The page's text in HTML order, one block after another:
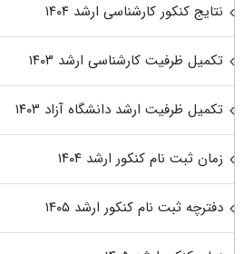
نتایج کنکور کارشناسی ارشد ۱۴۰۴
تکمیل ظرفیت کارشناسی ارشد ۱۴۰۳
تکمیل ظرفیت ارشد دانشگاه آزاد ۱۴۰۳
زمان ثبت نام کنکور ارشد ۱۴۰۴
دفترچه ثبت نام کنکور ارشد ۱۴۰۵